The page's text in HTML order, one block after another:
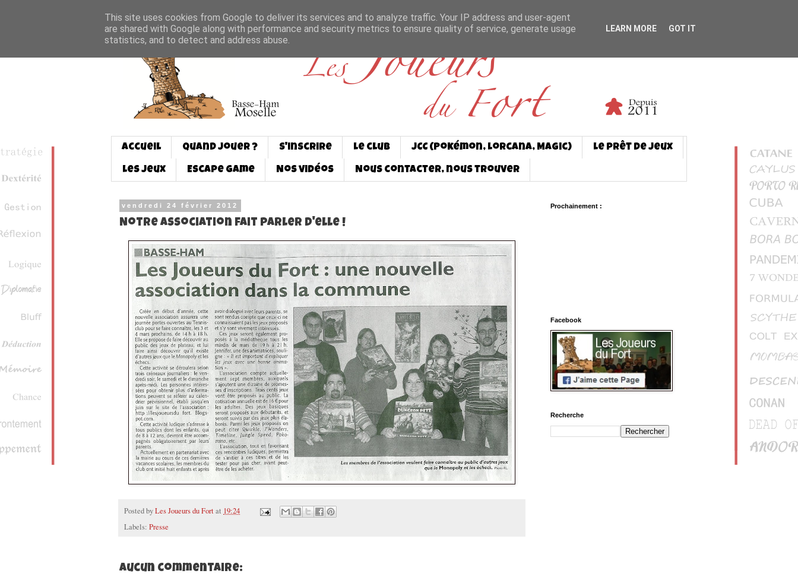
Accueil Quand jouer ? S'inscrire Le club JCC (Pokémon, Lorcana, Magic) Le prêt de jeux
Les jeux Escape game Nos vidéos Nous contacter, nous trouver
vendredi 24 février 2012
Notre association fait parler d'elle !
Posted byLes Joueurs du Fortat 19:24
Labels: Presse
Aucun commentaire:
Prochainement :
Facebook
Recherche
This site uses cookies from Google to deliver its services and to analyze traffic. Your IP address and user-agent
are shared with Google along with performance and security metrics to ensure quality of service, generate usage
statistics, and to detect and address abuse.
LEARN MORE GOT IT